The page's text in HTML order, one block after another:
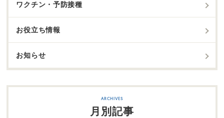
ワクチン・予防接種
お役立ち情報
お知らせ
月別記事